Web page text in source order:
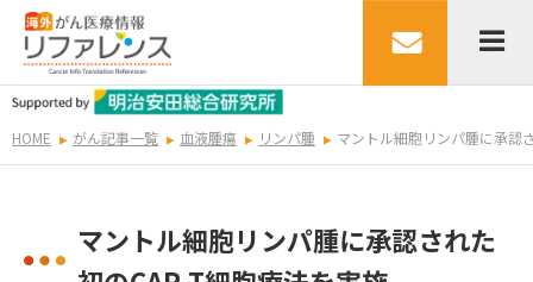
HOME がん記事一覧 血液腫瘍 リンパ腫 マントル細胞リンパ腫に承認
マントル細胞リンパ腫に承認された